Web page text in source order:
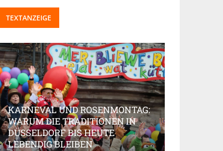
TEXTANZEIGE
KARNEVAL UND ROSENMONTAG:
WARUM DIE TRADITIONEN IN
DÜSSELDORF BIS HEUTE
LEBENDIG BLEIBEN